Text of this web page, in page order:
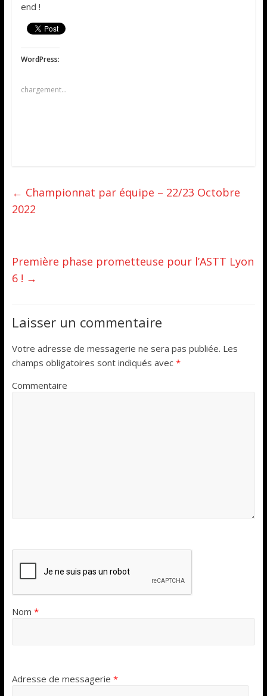
end !
WordPress:
chargement…
← Championnat par équipe – 22/23 Octobre
2022
Première phase prometteuse pour l’ASTT Lyon
6 ! →
Laisser un commentaire
Votre adresse de messagerie ne sera pas publiée. Les
champs obligatoires sont indiqués avec *
Commentaire
Nom *
Adresse de messagerie *